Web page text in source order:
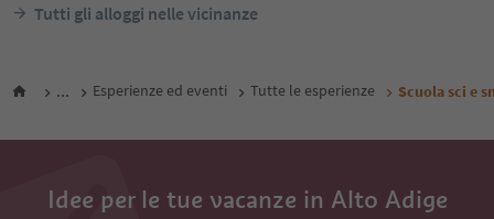
Tutti gli alloggi nelle vicinanze
... Esperienze ed eventi Tutte le esperienze Scuola sci e
Idee per le tue vacanze in Alto Adige